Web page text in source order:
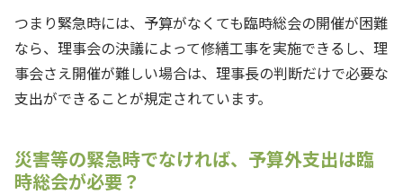
つまり緊急時には、予算がなくても臨時総会の開催が困難
なら、理事会の決議によって修繕工事を実施できるし、理
事会さえ開催が難しい場合は、理事長の判断だけで必要な
支出ができることが規定されています。
災害等の緊急時でなければ、予算外支出は臨
時総会が必要？